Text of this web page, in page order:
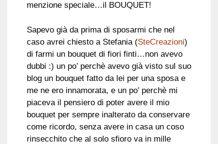
menzione speciale…il BOUQUET!
Sapevo già da prima di sposarmi che nel
caso avrei chiesto a Stefania (SteCreazioni)
di farmi un bouquet di fiori finti…non avevo
dubbi :) un po’ perchè avevo già visto sul suo
blog un bouquet fatto da lei per una sposa e
me ne ero innamorata, e un po’ perchè mi
piaceva il pensiero di poter avere il mio
bouquet per sempre inalterato da conservare
come ricordo, senza avere in casa un coso
rinsecchito che al solo sfioro va in mille